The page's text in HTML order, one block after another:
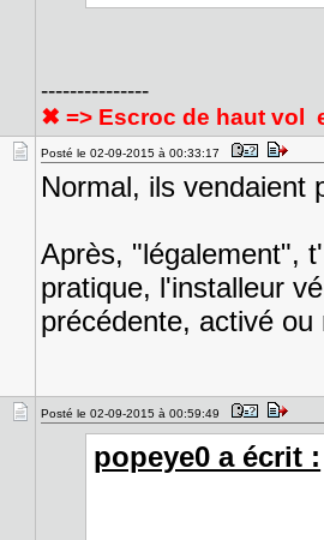
---------------
✖ => Escroc de haut vol
Posté le 02-09-2015 à 00:33:17
Normal, ils vendaient
Après, "légalement",
pratique, l'installeur
précédente, activé ou
Posté le 02-09-2015 à 00:59:49
popeye0 a écrit :